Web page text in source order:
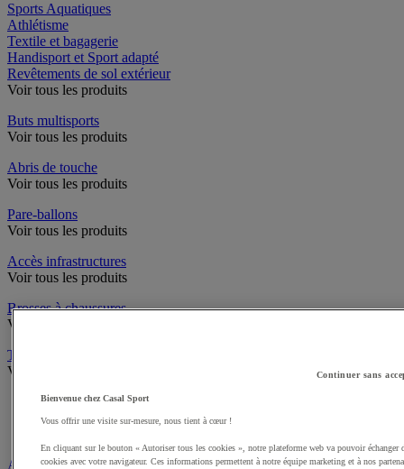
Sports Aquatiques
Athlétisme
Textile et bagagerie
Handisport et Sport adapté
Revêtements de sol extérieur
Voir tous les produits
Buts multisports
Voir tous les produits
Abris de touche
Voir tous les produits
Pare-ballons
Voir tous les produits
Accès infrastructures
Voir tous les produits
Brosses à chaussures
Voir tous les produits
Traçage et délimitation de terrain
Voir tous les produits
Délimitation de terrain
Peintures pour gazon
Aires de jeux exterieur
Continuer sans
Bienvenue chez Casal Sport
Vous offrir une visite sur-mesure, nous tient à cœur !
En cliquant sur le bouton « Autoriser tous les cookies », notre plateforme web va pouvoir échanger
cookies avec votre navigateur. Ces informations permettent à notre équipe marketing et à nos